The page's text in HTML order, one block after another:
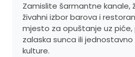
Zamislite šarmantne kanale,
živahni izbor barova i
mjesto za opuštanje uz
zalaska sunca ili
kulture.